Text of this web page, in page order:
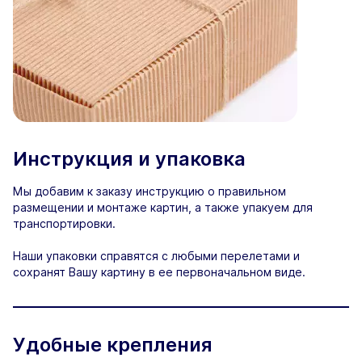
Инструкция и упаковка
Мы добавим к заказу инструкцию о правильном
размещении и монтаже картин, а также упакуем для
транспортировки.
Наши упаковки справятся с любыми перелетами и
сохранят Вашу картину в ее первоначальном виде.
Удобные крепления